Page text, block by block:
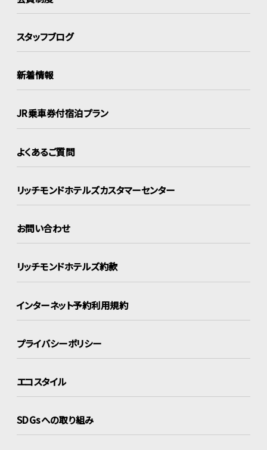
スタッフブログ
新着情報
JR乗車券付宿泊プラン
よくあるご質問
リッチモンドホテルズカスタマーセンター
お問い合わせ
リッチモンドホテルズ約款
インターネット予約利用規約
プライバシーポリシー
エコスタイル
SDGsへの取り組み